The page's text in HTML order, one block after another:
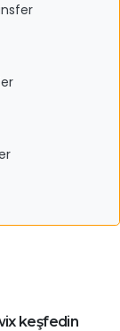
keşfedin